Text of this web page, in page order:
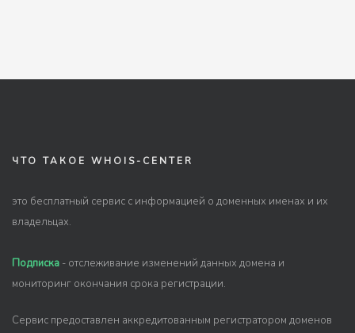
ЧТО ТАКОЕ WHOIS-CENTER
это бесплатный сервис с информацией о доменных именах и их
владельцах.
Подписка - отслеживание изменений данных домена и
мониторинг окончания срока регистрации.
Сервис предоставлен аккредитованным регистратором доменов